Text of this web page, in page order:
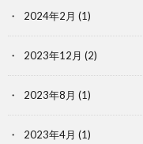
2024年2月 (1)
2023年12月 (2)
2023年8月 (1)
2023年4月 (1)